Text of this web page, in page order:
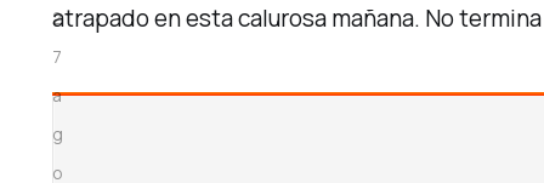
atrapado en esta calurosa mañana. No
2
7
a
g
o